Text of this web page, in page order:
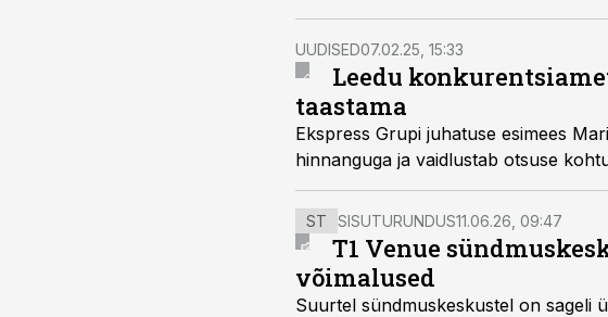
UUDISED07.02.25, 15:33
Leedu
taastama
Ekspress Grupi juhatuse esimees
hinnanguga ja vaidlustab otsuse
ST SISUTURUNDUS11.06.26, 09:47
T1 Venue
võimalused
Suurtel sündmuskeskustel on sageli